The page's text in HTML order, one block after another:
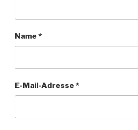
Name *
E-Mail-Adresse *